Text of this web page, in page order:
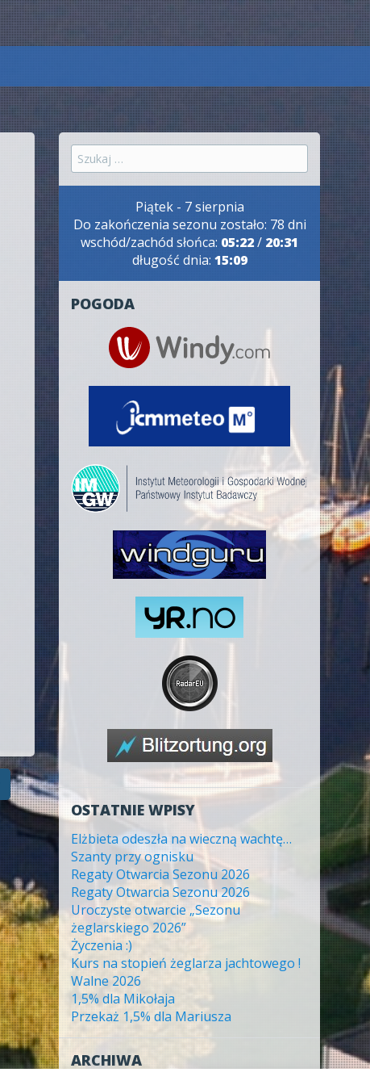
Szukaj:
Piątek - 7 sierpnia
Do zakończenia sezonu zostało: 78 dni
wschód/zachód słońca: 05:22/ 20:31
długość dnia: 15:09
POGODA
OSTATNIE WPISY
Elżbieta odeszła na wieczną wachtę…
Szanty przy ognisku
Regaty Otwarcia Sezonu 2026
Regaty Otwarcia Sezonu 2026
Uroczyste otwarcie „Sezonu
żeglarskiego 2026”
Życzenia :)
Kurs na stopień żeglarza jachtowego !
Walne 2026
1,5% dla Mikołaja
Przekaż 1,5% dla Mariusza
ARCHIWA